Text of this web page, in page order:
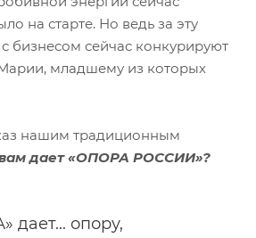
на старте. Но ведь за эту
бизнесом сейчас конкурируют
младшему из которых
нашим традиционным
дает «ОПОРА РОССИИ»?
дает... опору,